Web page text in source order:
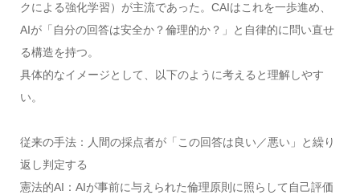
クによる強化学習）が主流であった。CAIはこれを一歩進め、
AIが「自分の回答は安全か？倫理的か？」と自律的に問い直せ
る構造を持つ。
具体的なイメージとして、以下のように考えると理解しやす
い。
従来の手法：人間の採点者が「この回答は良い／悪い」と繰り
返し判定する
憲法的AI：AIが事前に与えられた倫理原則に照らして自己評価